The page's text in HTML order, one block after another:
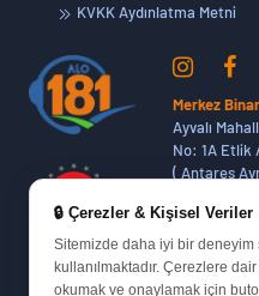
🔒 Çerezler & Kişisel Veriler
Sitemizde daha iyi bir deneyim
kullanılmaktadır. Çerezlere
okumak ve onaylamak için
KVKK Aydınlatma Metni
Merkez
Ayvalı
No: 1A Etlik
( Antares
Dikmen
Dikmen
ANKARA